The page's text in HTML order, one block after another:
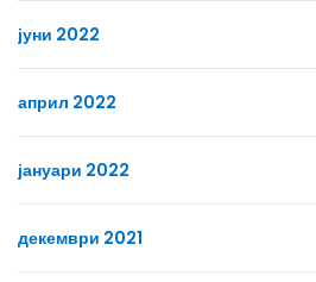
јуни 2022
април 2022
јануари 2022
декември 2021